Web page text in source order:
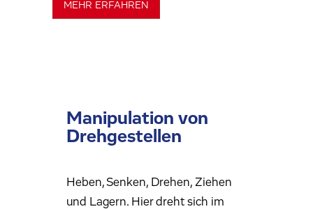
MEHR ERFAHREN
Manipulation von
Drehgestellen
Heben, Senken, Drehen, Ziehen
und Lagern. Hier dreht sich im